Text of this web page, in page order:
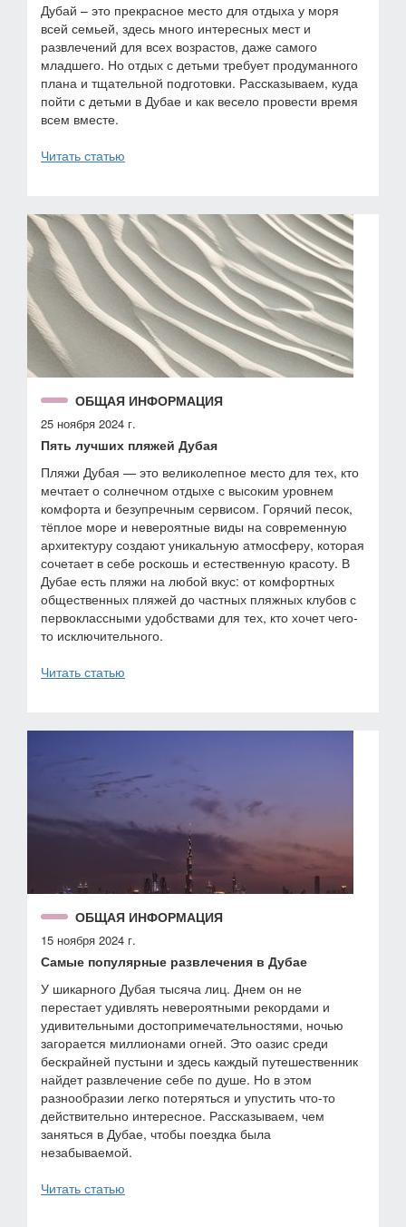
Дубай – это прекрасное место для отдыха у моря
всей семьей, здесь много интересных мест и
развлечений для всех возрастов, даже самого
младшего. Но отдых с детьми требует продуманного
плана и тщательной подготовки. Рассказываем, куда
пойти с детьми в Дубае и как весело провести время
всем вместе.
Читать статью
ОБЩАЯ ИНФОРМАЦИЯ
25 ноября 2024 г.
Пять лучших пляжей Дубая
Пляжи Дубая — это великолепное место для тех, кто
мечтает о солнечном отдыхе с высоким уровнем
комфорта и безупречным сервисом. Горячий песок,
тёплое море и невероятные виды на современную
архитектуру создают уникальную атмосферу, которая
сочетает в себе роскошь и естественную красоту. В
Дубае есть пляжи на любой вкус: от комфортных
общественных пляжей до частных пляжных клубов с
первоклассными удобствами для тех, кто хочет чего-
то исключительного.
Читать статью
ОБЩАЯ ИНФОРМАЦИЯ
15 ноября 2024 г.
Самые популярные развлечения в Дубае
У шикарного Дубая тысяча лиц. Днем он не
перестает удивлять невероятными рекордами и
удивительными достопримечательностями, ночью
загорается миллионами огней. Это оазис среди
бескрайней пустыни и здесь каждый путешественник
найдет развлечение себе по душе. Но в этом
разнообразии легко потеряться и упустить что-то
действительно интересное. Рассказываем, чем
заняться в Дубае, чтобы поездка была
незабываемой.
Читать статью